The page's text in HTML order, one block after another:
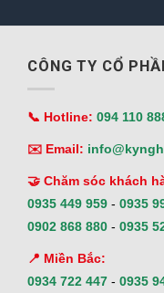
CÔNG TY CỔ
📞 Hotline: 094 110
✉️ Email:
🤝 Chăm sóc khách
0935 449 959 - 0935
0902 868 880 - 0935
📍 Miền Bắc:
0934 722 447 - 0935